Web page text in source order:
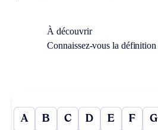
À découvrir
Connaissez-vous la
A B C D E F G